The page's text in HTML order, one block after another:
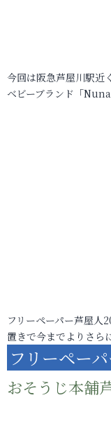
今回は阪急芦屋川駅近
ベビーブランド「
フリーペーパー芦屋人
置きで今までよりさ
フリーペー
おそうじ本舗